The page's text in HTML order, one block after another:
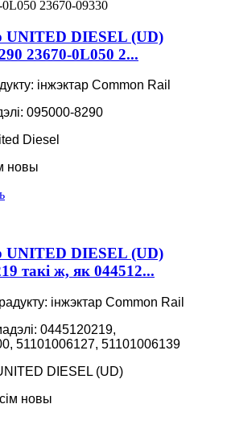
UNITED DIESEL (UD)
23670-0L050 2...
інжэктар Common Rail
095000-8290
Diesel
новы
UNITED DIESEL (UD)
такі ж, як 044512...
інжэктар Common Rail
0445120219,
51101006127, 51101006139
DIESEL (UD)
новы